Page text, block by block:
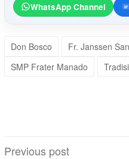
WhatsApp Channel
Don Bosco Fr. Janssen
SMP Frater Manado
Post
Previous post